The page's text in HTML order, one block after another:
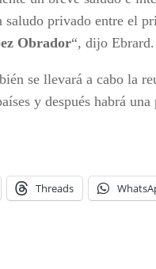
saludo privado entre el
Obrador“, dijo Ebrard.
se llevará a cabo la
y después habrá
Threads